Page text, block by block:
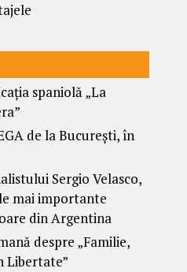
spaniolă „La
de la București, în
Sergio Velasco,
mai importante
din Argentina
despre „Familie,
Libertate”